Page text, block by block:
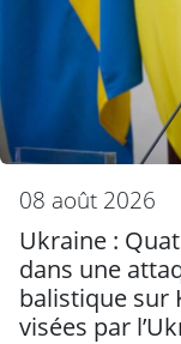
08 août 2026
Ukraine :
dans une
balistique sur
visées par